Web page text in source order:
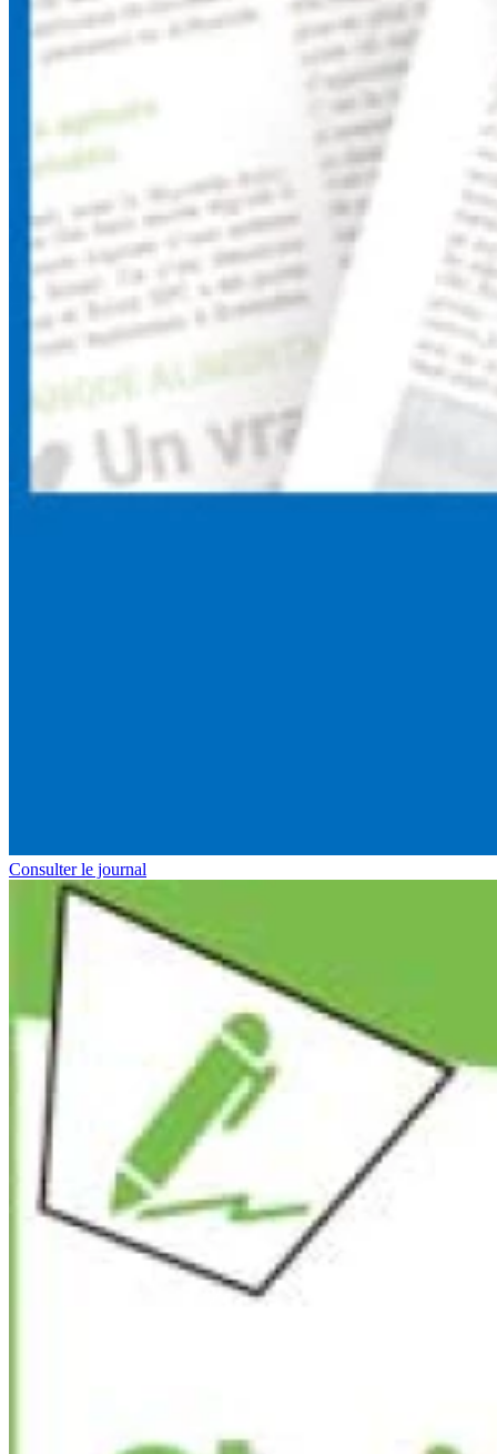
Consulter le journal